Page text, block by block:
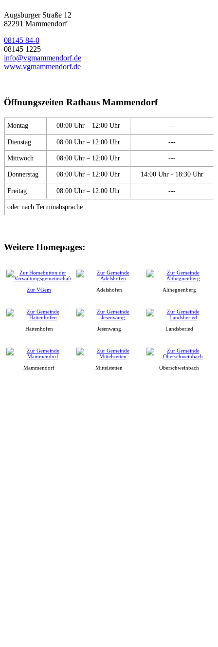
Augsburger Straße 12
82291 Mammendorf
08145 84-0
08145 1225
info@vgmammendorf.de
www.vgmammendorf.de
Öffnungszeiten Rathaus Mammendorf
Montag 08:00 Uhr – 12:00 Uhr ---
Dienstag 08:00 Uhr – 12:00 Uhr ---
Mittwoch 08:00 Uhr – 12:00 Uhr ---
Donnerstag 08:00 Uhr – 12:00 Uhr 14:00 Uhr - 18:30 Uhr
Freitag 08:00 Uhr – 12:00 Uhr ---
oder nach Terminabsprache
Weitere Homepages:
Zur VGem Adelshofen Althegnenberg
Hattenhofen Jesenwang Landsberied
Mammendorf Mittelstetten Oberschweinbach